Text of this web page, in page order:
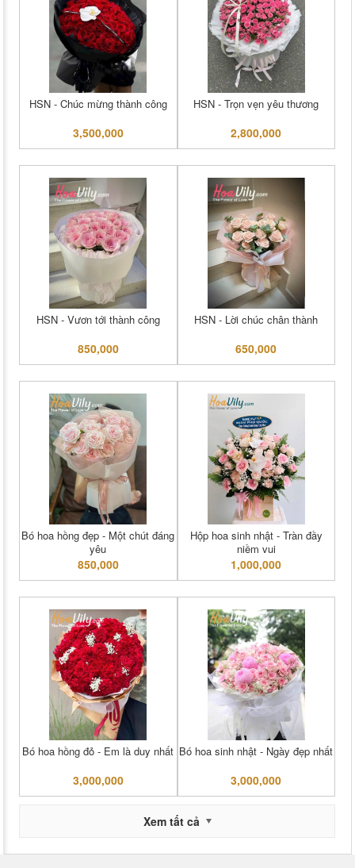
HSN - Chúc mừng thành công
3,500,000
HSN - Trọn vẹn yêu thương
2,800,000
HSN - Vươn tới thành công
850,000
HSN - Lời chúc chân thành
650,000
Bó hoa hồng đẹp - Một chút đáng
yêu
850,000
Hộp hoa sinh nhật - Tràn đầy
niềm vui
1,000,000
Bó hoa hồng đỏ - Em là duy nhất
3,000,000
Bó hoa sinh nhật - Ngày đẹp nhất
3,000,000
Xem tất cả